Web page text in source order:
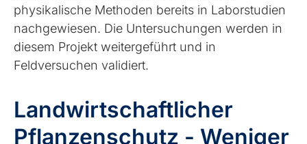
physikalische Methoden bereits in Laborstudien
nachgewiesen. Die Untersuchungen werden in
diesem Projekt weitergeführt und in
Feldversuchen validiert.
Landwirtschaftlicher
Pflanzenschutz - Weniger